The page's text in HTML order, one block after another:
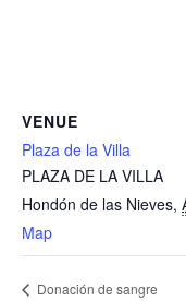
VENUE
Plaza de la Villa
PLAZA DE LA VILLA
Hondón de las Nieves,
Map
Donación de sangre